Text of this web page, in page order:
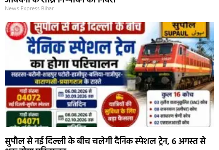
News Express Bihar
सुपौल से नई दिल्ली के बीच चलेगी दैनिक स्पेशल ट्रेन, 6 अगस्त से